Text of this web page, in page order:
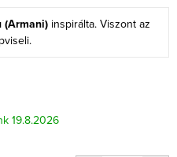
19.8.2026
(Armani) inspirálta. Viszont az